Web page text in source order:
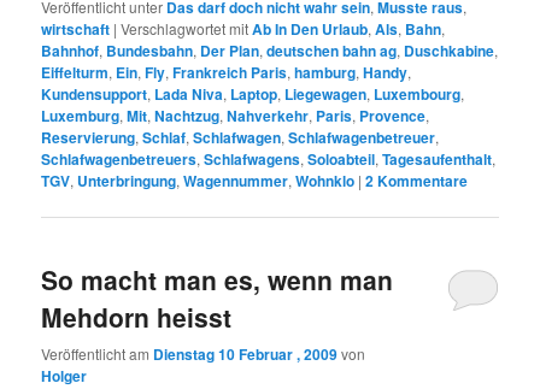
Veröffentlicht unter Das darf doch nicht wahr sein,Musste raus,
wirtschaft |Verschlagwortet mitAb In Den Urlaub,Als, Bahn,
Bahnhof, Bundesbahn, Der Plan,deutschen bahn ag, Duschkabine,
Eiffelturm, Ein,Fly,Frankreich Paris,hamburg,Handy,
Kundensupport, Lada Niva, Laptop, Liegewagen, Luxembourg,
Luxemburg,Mit,Nachtzug,Nahverkehr, Paris, Provence,
Reservierung,Schlaf,Schlafwagen,Schlafwagenbetreuer,
Schlafwagenbetreuers,Schlafwagens,Soloabteil,Tagesaufenthalt,
TGV, Unterbringung,Wagennummer,Wohnklo |2Kommentare
So macht man es, wenn man
Mehdorn heisst
Veröffentlicht am Dienstag 10 Februar , 2009von
Holger